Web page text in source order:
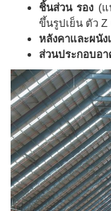
ชิ้นส่วน รอง (
ขึ้นรูปเย็น ตัว
หลังคาและผนั
ส่วนประกอบอา